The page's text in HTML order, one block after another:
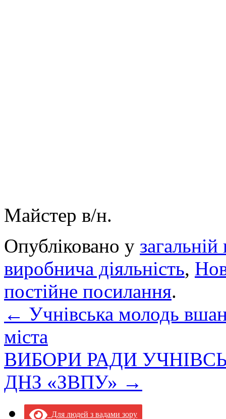
Майстер в/н.
Опубліковано у загальній
виробнича діяльність,
постійне посилання.
← Учнівська молодь
міста
ВИБОРИ РАДИ
ДНЗ «ЗВПУ» →
Для людей з вадами зору